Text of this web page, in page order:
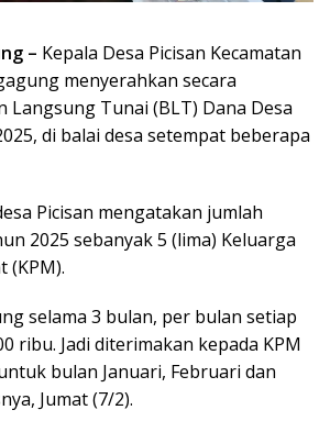
– Kepala Desa Picisan Kecamatan
menyerahkan secara
Langsung Tunai (BLT) Dana Desa
di balai desa setempat beberapa
Picisan mengatakan jumlah
2025 sebanyak 5 (lima) Keluarga
(KPM).
selama 3 bulan, per bulan setiap
ribu. Jadi diterimakan kepada KPM
bulan Januari, Februari dan
Jumat (7/2).